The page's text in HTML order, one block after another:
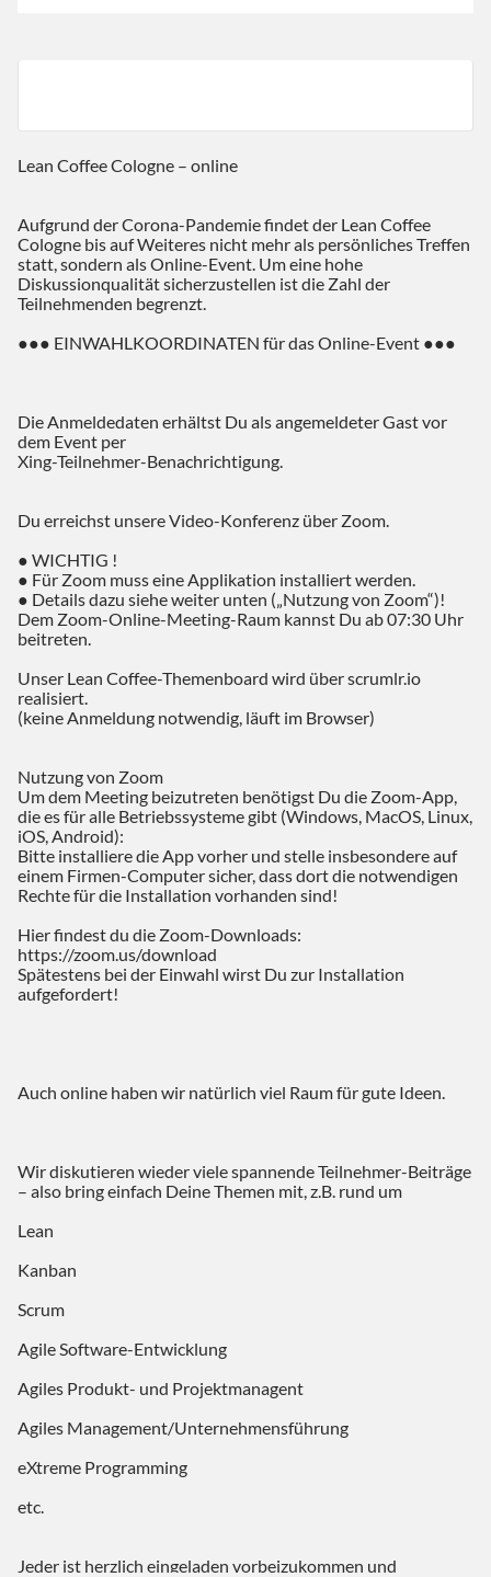
Lean Coffee Cologne – online
Aufgrund der Corona-Pandemie findet der Lean Coffee
Cologne bis auf Weiteres nicht mehr als persönliches Treffen
statt, sondern als Online-Event. Um eine hohe
Diskussionqualität sicherzustellen ist die Zahl der
Teilnehmenden begrenzt.
●●● EINWAHLKOORDINATEN für das Online-Event ●●●
Die Anmeldedaten erhältst Du als angemeldeter Gast vor
dem Event per
Xing-Teilnehmer-Benachrichtigung.
Du erreichst unsere Video-Konferenz über Zoom.
● WICHTIG !
● Für Zoom muss eine Applikation installiert werden.
● Details dazu siehe weiter unten („Nutzung von Zoom“)!
Dem Zoom-Online-Meeting-Raum kannst Du ab 07:30 Uhr
beitreten.
Unser Lean Coffee-Themenboard wird über scrumlr.io
realisiert.
(keine Anmeldung notwendig, läuft im Browser)
Nutzung von Zoom
Um dem Meeting beizutreten benötigst Du die Zoom-App,
die es für alle Betriebssysteme gibt (Windows, MacOS, Linux,
iOS, Android):
Bitte installiere die App vorher und stelle insbesondere auf
einem Firmen-Computer sicher, dass dort die notwendigen
Rechte für die Installation vorhanden sind!
Hier findest du die Zoom-Downloads:
https://zoom.us/download
Spätestens bei der Einwahl wirst Du zur Installation
aufgefordert!
Auch online haben wir natürlich viel Raum für gute Ideen.
Wir diskutieren wieder viele spannende Teilnehmer-Beiträge
– also bring einfach Deine Themen mit, z.B. rund um
Lean
Kanban
Scrum
Agile Software-Entwicklung
Agiles Produkt- und Projektmanagent
Agiles Management/Unternehmensführung
eXtreme Programming
etc.
Jeder ist herzlich eingeladen vorbeizukommen und